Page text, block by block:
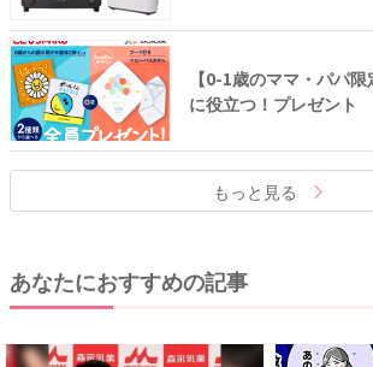
【0-1歳のママ・パパ
に役立つ！プレゼント
もっと見る
あなたにおすすめの記事